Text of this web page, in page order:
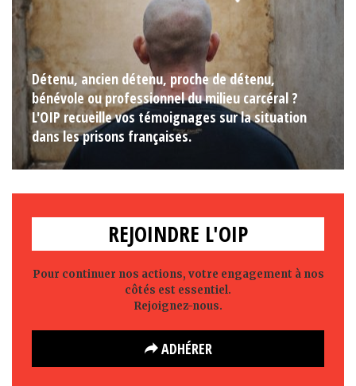
Détenu, ancien détenu, proche de détenu,
bénévole ou professionnel du milieu carcéral ?
L'OIP recueille vos témoignages sur la situation
dans les prisons françaises.
REJOINDRE L'OIP
Pour continuer nos actions, votre engagement à nos
côtés est essentiel.
Rejoignez-nous.
ADHÉRER